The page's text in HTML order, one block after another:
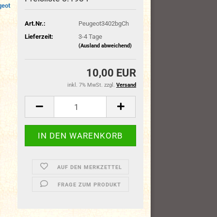
Art.Nr.:
Peugeot3402bgCh
Lieferzeit:
3-4 Tage
(Ausland abweichend)
10,00 EUR
inkl. 7% MwSt. zzgl. Versand
AUF DEN MERKZETTEL
FRAGE ZUM PRODUKT